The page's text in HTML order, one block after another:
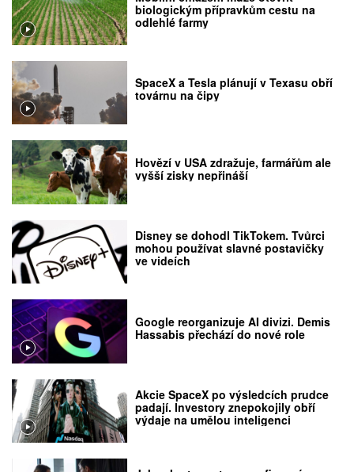
biologickým přípravkům cestu na
odlehlé farmy
SpaceX a Tesla plánují v Texasu obří
továrnu na čipy
Hovězí v USA zdražuje, farmářům ale
vyšší zisky nepřináší
Disney se dohodl TikTokem. Tvůrci
mohou používat slavné postavičky
ve videích
Google reorganizuje AI divizi. Demis
Hassabis přechází do nové role
Akcie SpaceX po výsledcích prudce
padají. Investory znepokojily obří
výdaje na umělou inteligenci